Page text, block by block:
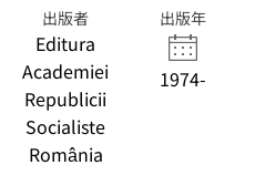
出版者
Editura
Academiei
Republicii
Socialiste
România
出版年
1974-